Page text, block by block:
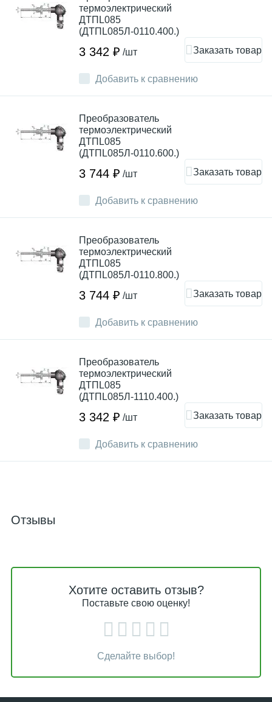
Добавить к сравнению
термоэлектрический
ДТПL085
(ДТПL085Л-0110.400.)
3 342 ₽ /шт Заказать товар
Добавить к сравнению
Преобразователь
термоэлектрический
ДТПL085
(ДТПL085Л-0110.600.)
3 744 ₽ /шт Заказать товар
Добавить к сравнению
Преобразователь
термоэлектрический
ДТПL085
(ДТПL085Л-0110.800.)
3 744 ₽ /шт Заказать товар
Добавить к сравнению
Преобразователь
термоэлектрический
ДТПL085
(ДТПL085Л-1110.400.)
3 342 ₽ /шт Заказать товар
Отзывы
Хотите оставить отзыв?
Поставьте свою оценку!
Сделайте выбор!